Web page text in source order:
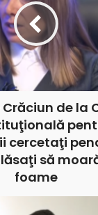
de la
cercetaţi
să
foame